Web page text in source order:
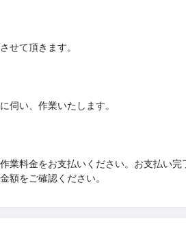
せて頂きます。
伺い、作業いたします。
業料金をお支払いください。お支払い完
額をご確認ください。